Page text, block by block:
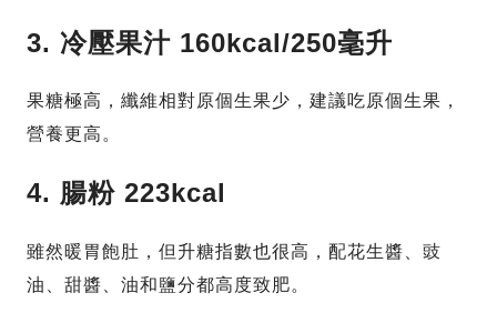
3. 冷壓果汁 160kcal/250毫升
果糖極高，纖維相對原個生果少，建議吃原個生果，
營養更高。
4. 腸粉 223kcal
雖然暖胃飽肚，但升糖指數也很高，配花生醬、豉
油、甜醬、油和鹽分都高度致肥。